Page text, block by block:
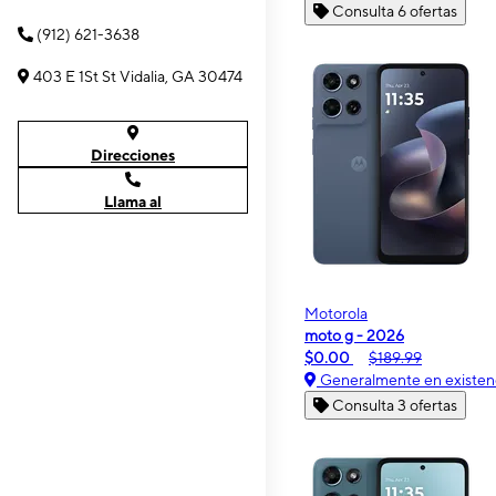
(912) 621-3638
403 E 1St St Vidalia, GA 30474
Direcciones
Llama al
Consulta 6 ofertas
Motorola
moto g - 2026
$0.00
$189.99
Generalmente en
Consulta 3 ofertas